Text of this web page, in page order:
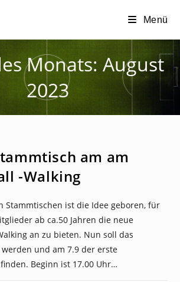
Menü
Monats: August
2023
am am
-Walking
Stammtischen ist die Idee geboren, für
ab ca.50 Jahren die neue
an zu bieten. Nun soll das
und am 7.9 der erste
Beginn ist 17.00 Uhr…